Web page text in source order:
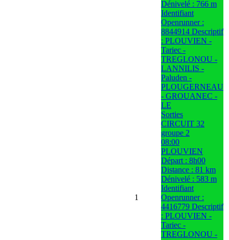
1
Dénivelé : 766 m
Identifiant
Openrunner :
8844914 Descriptif
: PLOUVIEN -
Tariec -
TREGLONOU -
LANNILIS -
Paluden -
PLOUGERNEAU
- GROUANEC -
LE
Sorties
CIRCUIT 32
groupe 2
08:00
PLOUVIEN
Départ : 8h00
Distance : 81 km
Dénivelé : 583 m
Identifiant
Openrunner :
4416779 Descriptif
: PLOUVIEN -
Tariec -
TREGLONOU -